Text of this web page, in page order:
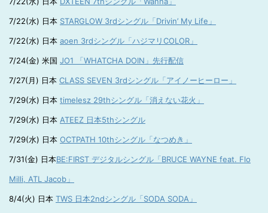
7/22(水) 日本 STARGLOW 3rdシングル「Drivin’ My Life」
7/22(水) 日本 aoen 3rdシングル「ハジマリCOLOR」
7/24(金) 米国 JO1 「WHATCHA DOIN」先行配信
7/27(月) 日本 CLASS SEVEN 3rdシングル「アイノーヒーロー」
7/29(水) 日本 timelesz 29thシングル「消えない花火」
7/29(水) 日本 ATEEZ 日本5thシングル
7/29(水) 日本 OCTPATH 10thシングル「なつめき」
7/31(金) 日本BE:FIRST デジタルシングル「BRUCE WAYNE feat. Flo
Milli, ATL Jacob」
8/4(火) 日本 TWS 日本2ndシングル「SODA SODA」